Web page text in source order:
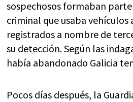
sospechosos formaban
criminal que usaba vehículos
registrados a nombre de
su detección. Según las
había abandonado Galicia
Pocos días después, la